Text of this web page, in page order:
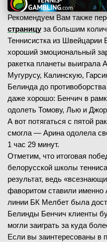
Рекомендуем Вам также
страницу за большим
Теннисистка из Швейцарии
хороший эмоциональный
ракетка планеты выиграла
Мугурусу, Калинскую,
Белинда до
даже хорошо: Бенчич в
одолеть Томову, Лью и
А вот потягаться с пятой
смогла — Арина одолела
1 час 29 минут.
Отметим, что итоговая
белорусской школы
результат, ведь
фаворитом ставили
линии БК Мелбет была
Белинды Бенчич клиенты
могли заиграть за куда
Если вы заинтересованы в